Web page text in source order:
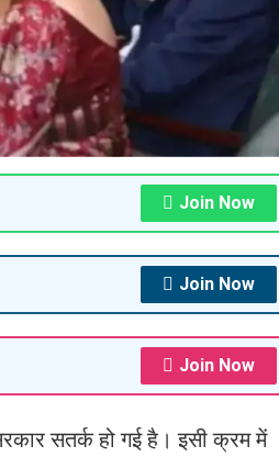
Join Now
Join Now
Join Now
सतर्क हो गई है। इसी क्रम में